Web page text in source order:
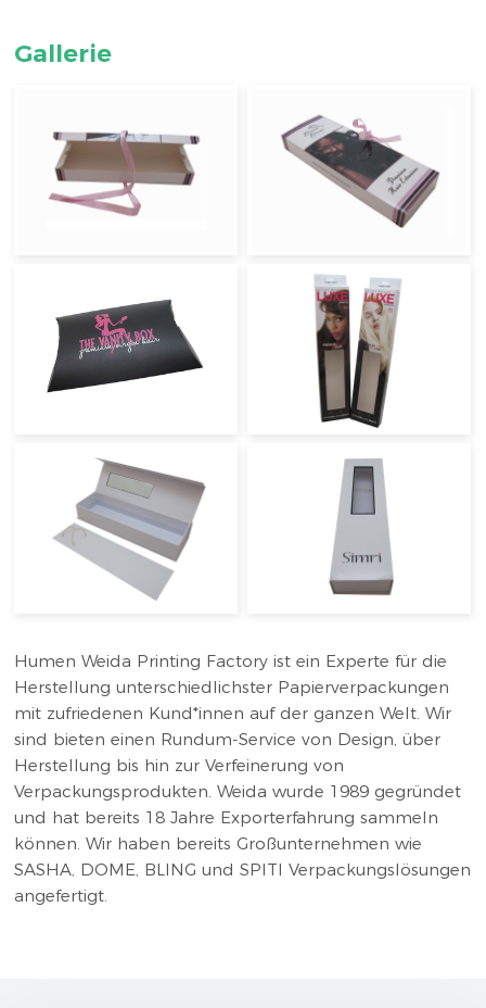
Gallerie
Humen Weida Printing Factory ist ein Experte für die
Herstellung unterschiedlichster Papierverpackungen
mit zufriedenen Kund*innen auf der ganzen Welt. Wir
sind bieten einen Rundum-Service von Design, über
Herstellung bis hin zur Verfeinerung von
Verpackungsprodukten. Weida wurde 1989 gegründet
und hat bereits 18 Jahre Exporterfahrung sammeln
können. Wir haben bereits Großunternehmen wie
SASHA, DOME, BLING und SPITI Verpackungslösungen
angefertigt.